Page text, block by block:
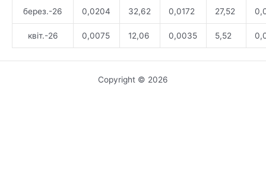
берез.-26 0,0204 32,62 0,0172 27,52
квіт.-26 0,0075 12,06 0,0035 5,52
Copyright © 2026